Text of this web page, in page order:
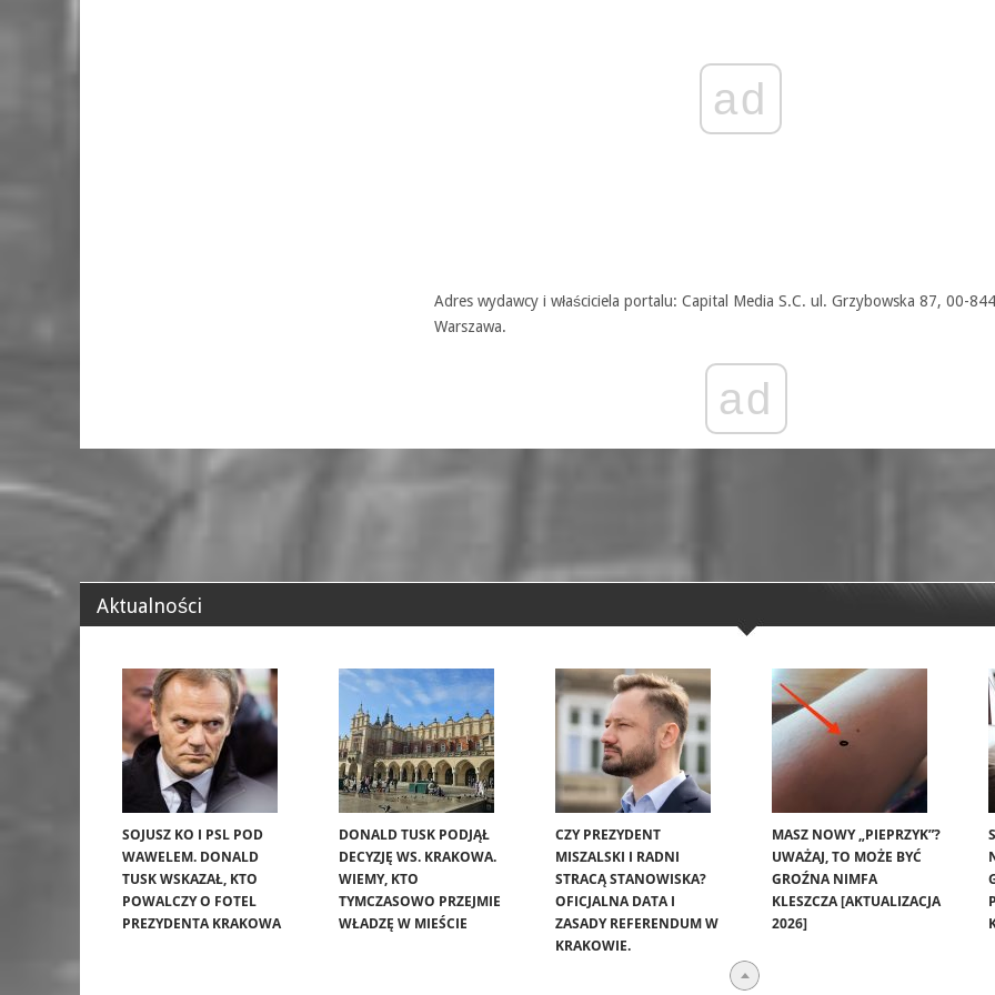
ad
Adres wydawcy i właściciela portalu: Capital Media S.C. ul. Grzybowska 87, 00-844
Warszawa.
ad
Aktualności
SOJUSZ KO I PSL POD
WAWELEM. DONALD
TUSK WSKAZAŁ, KTO
POWALCZY O FOTEL
PREZYDENTA KRAKOWA
DONALD TUSK PODJĄŁ
DECYZJĘ WS. KRAKOWA.
WIEMY, KTO
TYMCZASOWO PRZEJMIE
WŁADZĘ W MIEŚCIE
CZY PREZYDENT
MISZALSKI I RADNI
STRACĄ STANOWISKA?
OFICJALNA DATA I
ZASADY REFERENDUM W
KRAKOWIE.
MASZ NOWY „PIEPRZYK”?
UWAŻAJ, TO MOŻE BYĆ
GROŹNA NIMFA
KLESZCZA [AKTUALIZACJA
2026]